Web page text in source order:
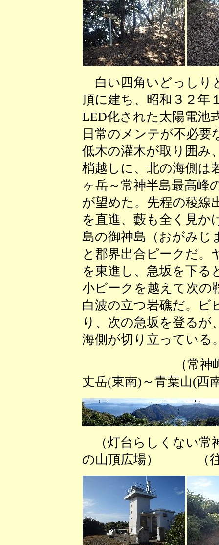
白い四角いどっしり
頂に建ち、昭和３２年
LED化された太陽電池
日常のメンテが不必
低木の灌木が取り囲み
梢越しに、北の海側は
ヶ岳～常神半島最高峰
が望めた。先程の稜線
を直進、藪も全く見か
島の御神島（おがみじ
と郡界出合ピークだ。
を東進し、急坂を下る
小ピークを越えて次の
白波の立つ岩礁だ。ビ
り、次の急坂を登るが
海側が切り立っている
（常神岬灯台
丈岳(東南)～青葉山(西
（灯台らしくない
の山頂広場） （往